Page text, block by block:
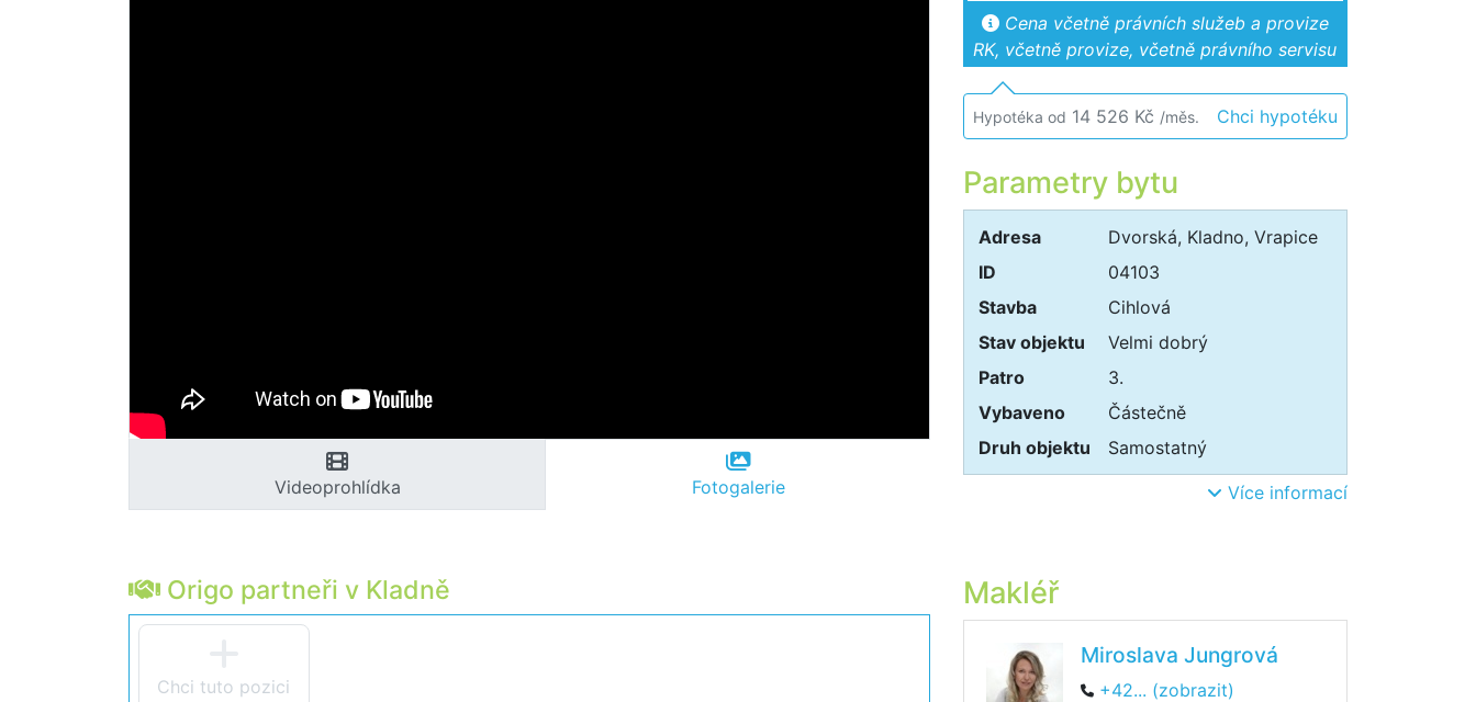
Videoprohlídka Fotogalerie
Cena včetně právních služeb a provize
RK, včetně provize, včetně právního servisu
Hypotéka od 14 526 Kč /měs. Chci hypotéku
Parametry bytu
Adresa
Dvorská, Kladno, Vrapice
ID
04103
Stavba
Cihlová
Stav objektu
Velmi dobrý
Patro
3.
Vybaveno
Částečně
Druh objektu
Samostatný
Více informací
Origo partneři v Kladně
Chci tuto pozici
Makléř
Miroslava Jungrová
+42... (zobrazit)